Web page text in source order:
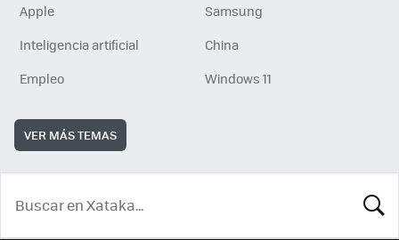
Apple
Samsung
Inteligencia artificial
China
Empleo
Windows 11
VER MÁS TEMAS